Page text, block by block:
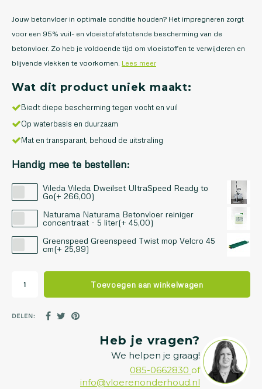
Jouw betonvloer in optimale conditie houden? Het impregneren zorgt
voor een 95% vuil- en vloeistofafstotende bescherming van de
betonvloer. Zo heb je voldoende tijd om vloeistoffen te verwijderen en
blijvende vlekken te voorkomen. Lees meer
Wat dit product uniek maakt:
Biedt diepe bescherming tegen vocht en vuil
Op waterbasis en duurzaam
Mat en transparant, behoud de uitstraling
Handig mee te bestellen:
Vileda Vileda Dweilset UltraSpeed Ready to
Go(+ 266,00)
Naturama Naturama Betonvloer reiniger
concentraat - 5 liter(+ 45,00)
Greenspeed Greenspeed Twist mop Velcro 45
cm(+ 25,99)
Toevoegen aan winkelwagen
DELEN:
Heb je vragen?
We helpen je graag!
085-0662830 of
info@vloerenonderhoud.nl